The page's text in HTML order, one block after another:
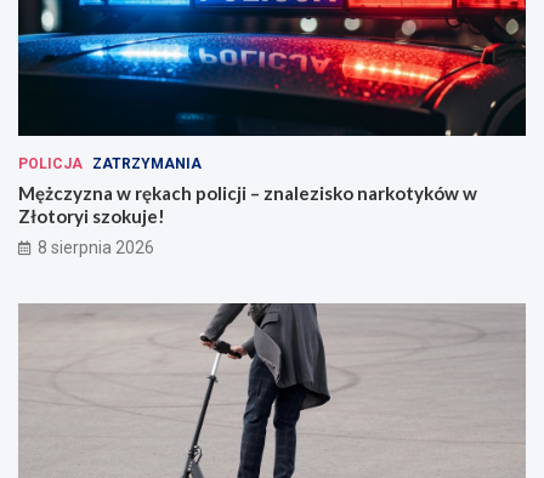
POLICJA ZATRZYMANIA
Mężczyzna w rękach policji – znalezisko narkotyków w
Złotoryi szokuje!
8 sierpnia 2026